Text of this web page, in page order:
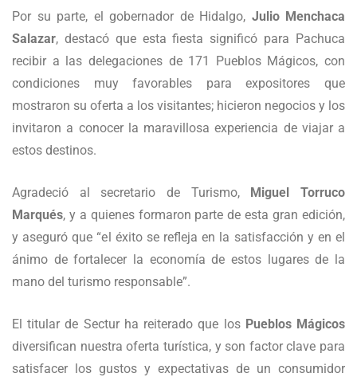
Por su parte, el gobernador de Hidalgo, Julio Menchaca
Salazar, destacó que esta fiesta significó para Pachuca
recibir a las delegaciones de 171 Pueblos Mágicos, con
condiciones muy favorables para expositores que
mostraron su oferta a los visitantes; hicieron negocios y los
invitaron a conocer la maravillosa experiencia de viajar a
estos destinos.
Agradeció al secretario de Turismo, Miguel Torruco
Marqués, y a quienes formaron parte de esta gran edición,
y aseguró que “el éxito se refleja en la satisfacción y en el
ánimo de fortalecer la economía de estos lugares de la
mano del turismo responsable”.
El titular de Sectur ha reiterado que los Pueblos Mágicos
diversifican nuestra oferta turística, y son factor clave para
satisfacer los gustos y expectativas de un consumidor